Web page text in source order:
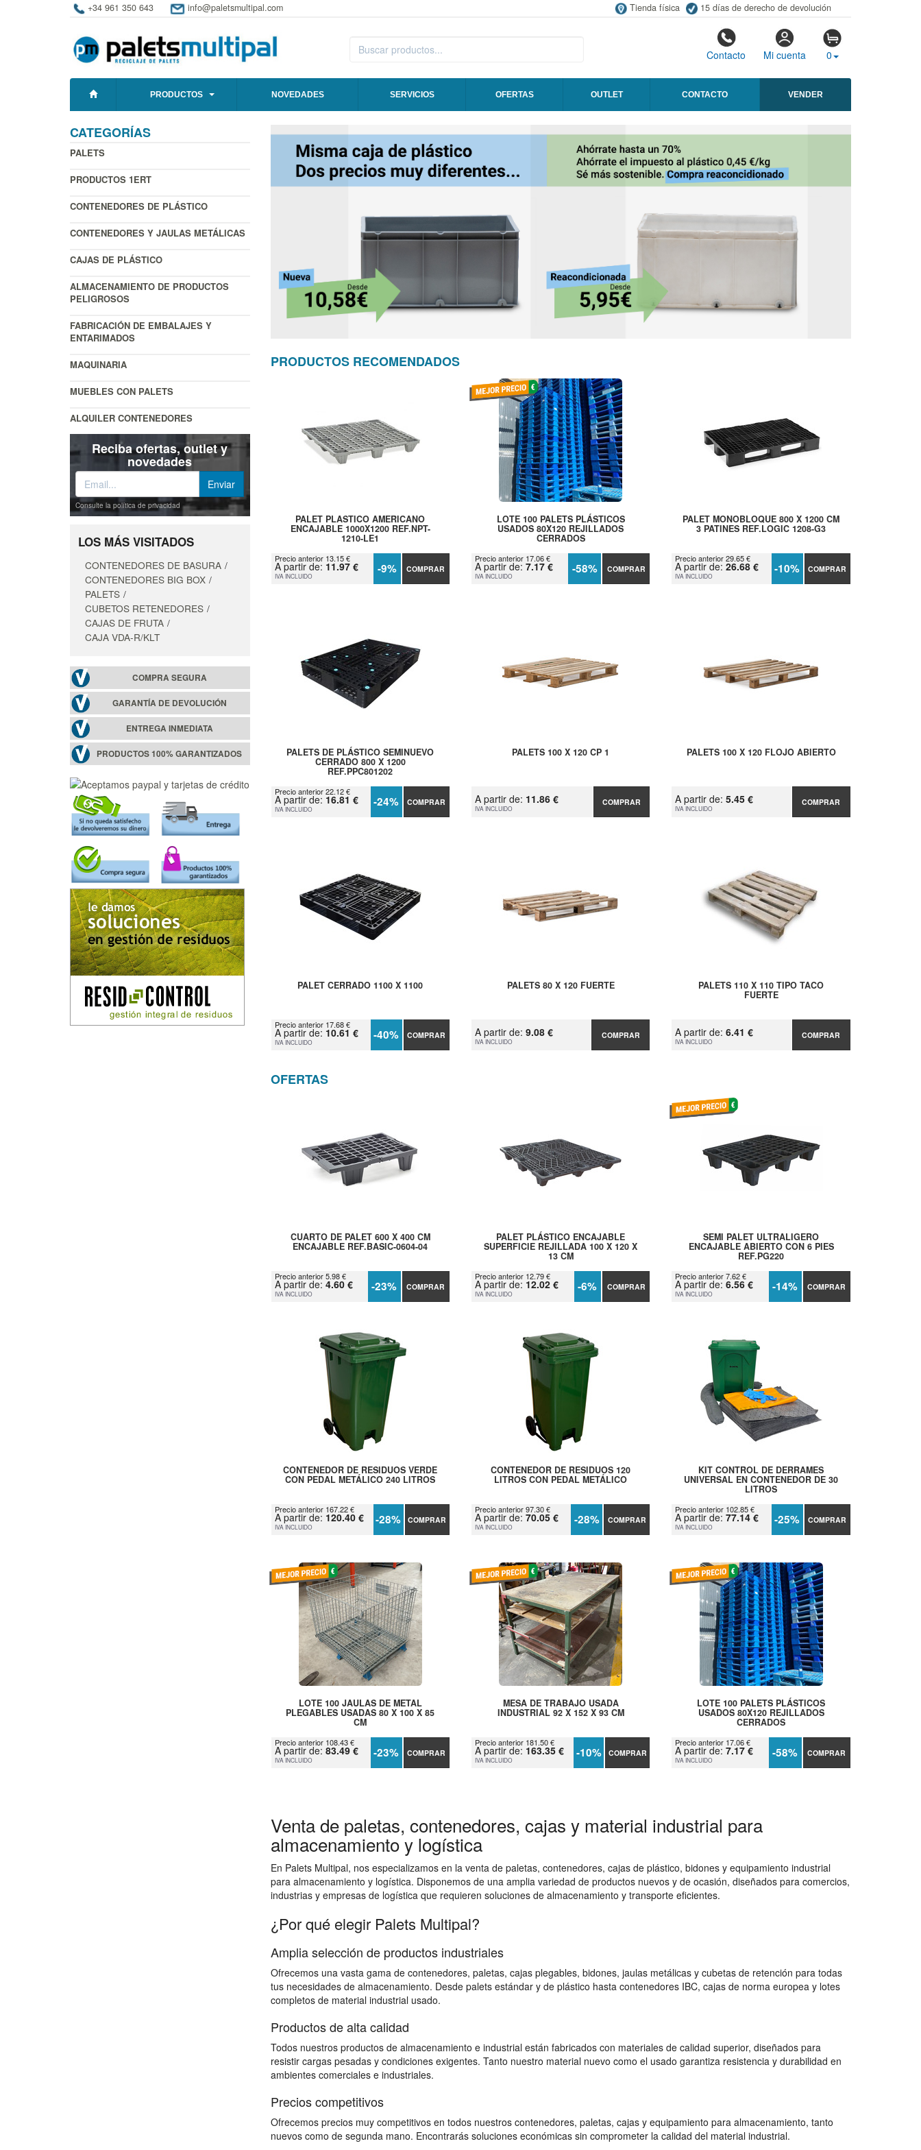
+34 961 350 643 info@paletsmultipal.com Tienda física 15 días de derecho de devolución
Contacto Mi cuenta 0
PRODUCTOS NOVEDADES SERVICIOS OFERTAS OUTLET CONTACTO VENDER
CATEGORÍAS
PALETS
PRODUCTOS 1ERT
CONTENEDORES DE PLÁSTICO
CONTENEDORES Y JAULAS METÁLICAS
CAJAS DE PLÁSTICO
ALMACENAMIENTO DE PRODUCTOS
PELIGROSOS
FABRICACIÓN DE EMBALAJES Y
ENTARIMADOS
MAQUINARIA
MUEBLES CON PALETS
ALQUILER CONTENEDORES
Reciba ofertas, outlet y
novedades
Consulte la política de privacidad
LOS MÁS VISITADOS
CONTENEDORES DE BASURA
CONTENEDORES BIG BOX
PALETS
CUBETOS RETENEDORES
CAJAS DE FRUTA
CAJA VDA-R/KLT
COMPRA SEGURA
GARANTÍA DE DEVOLUCIÓN
ENTREGA INMEDIATA
PRODUCTOS 100% GARANTIZADOS
PRODUCTOS RECOMENDADOS
PALET PLASTICO AMERICANO
ENCAJABLE 1000X1200 REF.NPT-
1210-LE1
Precio anterior 13.15 €
A partir de: 11.97 €
IVA INCLUIDO -9% COMPRAR
LOTE 100 PALETS PLÁSTICOS
USADOS 80X120 REJILLADOS
CERRADOS
Precio anterior 17.06 €
A partir de: 7.17 €
IVA INCLUIDO -58% COMPRAR
PALET MONOBLOQUE 800 X 1200 CM
3 PATINES REF.LOGIC 1208-G3
Precio anterior 29.65 €
A partir de:26.68 €
IVA INCLUIDO -10% COMPRAR
PALETS DE PLÁSTICO SEMINUEVO
CERRADO 800 X 1200
REF.PPC801202
Precio anterior 22.12 €
A partir de: 16.81 €
IVA INCLUIDO -24% COMPRAR
PALETS 100 X 120 CP 1
A partir de: 11.86 €
IVA INCLUIDO
COMPRAR
PALETS 100 X 120 FLOJO ABIERTO
A partir de:5.45 €
IVA INCLUIDO
COMPRAR
PALET CERRADO 1100 X 1100
Precio anterior 17.68 €
A partir de: 10.61 €
IVA INCLUIDO -40% COMPRAR
PALETS 80 X 120 FUERTE
A partir de: 9.08 €
IVA INCLUIDO
COMPRAR
PALETS 110 X 110 TIPO TACO
FUERTE
A partir de:6.41 €
IVA INCLUIDO
COMPRAR
OFERTAS
CUARTO DE PALET 600 X 400 CM
ENCAJABLE REF.BASIC-0604-04
Precio anterior 5.98 €
A partir de: 4.60 €
IVA INCLUIDO -23% COMPRAR
PALET PLÁSTICO ENCAJABLE
SUPERFICIE REJILLADA 100 X 120 X
13 CM
Precio anterior 12.79 €
A partir de: 12.02 €
IVA INCLUIDO -6% COMPRAR
SEMI PALET ULTRALIGERO
ENCAJABLE ABIERTO CON 6 PIES
REF.PG220
Precio anterior 7.62 €
A partir de:6.56 €
IVA INCLUIDO -14% COMPRAR
CONTENEDOR DE RESIDUOS VERDE
CON PEDAL METÁLICO 240 LITROS
Precio anterior 167.22 €
A partir de: 120.40 €
IVA INCLUIDO -28% COMPRAR
CONTENEDOR DE RESIDUOS 120
LITROS CON PEDAL METÁLICO
Precio anterior 97.30 €
A partir de: 70.05 €
IVA INCLUIDO -28% COMPRAR
KIT CONTROL DE DERRAMES
UNIVERSAL EN CONTENEDOR DE 30
LITROS
Precio anterior 102.85 €
A partir de:77.14 €
IVA INCLUIDO -25% COMPRAR
LOTE 100 JAULAS DE METAL
PLEGABLES USADAS 80 X 100 X 85
CM
Precio anterior 108.43 €
A partir de: 83.49 €
IVA INCLUIDO -23% COMPRAR
MESA DE TRABAJO USADA
INDUSTRIAL 92 X 152 X 93 CM
Precio anterior 181.50 €
A partir de: 163.35 €
IVA INCLUIDO -10% COMPRAR
LOTE 100 PALETS PLÁSTICOS
USADOS 80X120 REJILLADOS
CERRADOS
Precio anterior 17.06 €
A partir de:7.17 €
IVA INCLUIDO -58% COMPRAR
Venta de paletas, contenedores, cajas y material industrial para
almacenamiento y logística
En Palets Multipal, nos especializamos en la venta de paletas, contenedores, cajas de plástico, bidones y equipamiento industrial
para almacenamiento y logística. Disponemos de una amplia variedad de productos nuevos y de ocasión, diseñados para comercios,
industrias y empresas de logística que requieren soluciones de almacenamiento y transporte eficientes.
¿Por qué elegir Palets Multipal?
Amplia selección de productos industriales
Ofrecemos una vasta gama de contenedores, paletas, cajas plegables, bidones, jaulas metálicas y cubetas de retención para todas
tus necesidades de almacenamiento. Desde palets estándar y de plástico hasta contenedores IBC, cajas de norma europea y lotes
completos de material industrial usado.
Productos de alta calidad
Todos nuestros productos de almacenamiento e industrial están fabricados con materiales de calidad superior, diseñados para
resistir cargas pesadas y condiciones exigentes. Tanto nuestro material nuevo como el usado garantiza resistencia y durabilidad en
ambientes comerciales e industriales.
Precios competitivos
Ofrecemos precios muy competitivos en todos nuestros contenedores, paletas, cajas y equipamiento para almacenamiento, tanto
nuevos como de segunda mano. Encontrarás soluciones económicas sin comprometer la calidad del material industrial.